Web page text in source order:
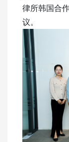
律所韩国合
议。